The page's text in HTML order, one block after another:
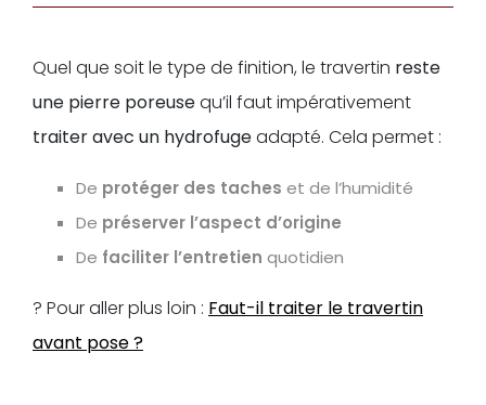
Quel que soit le type de finition, le travertin reste
une pierre poreusequ’il faut impérativement
traiter avec un hydrofugeadapté. Cela permet :
De protéger des taches et de l’humidité
De préserver l’aspect d’origine
De faciliter l’entretien quotidien
? Pour aller plus loin : Faut-il traiter le travertin
avant pose ?